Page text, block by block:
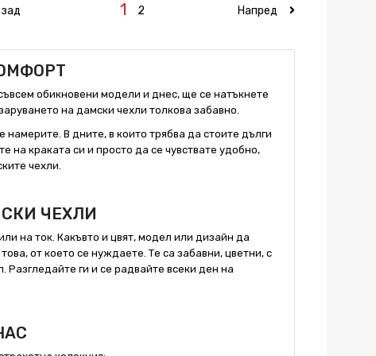
1 2 Напред
обикновени модели и днес, ще се натъкнете
на дамски чехли толкова забавно.
В дните, в които трябва да стоите дълги
на краката си и просто да се чувствате удобно,
чехли.
ЧЕХЛИ
на ток. Какъвто и цвят, модел или дизайн да
от което се нуждаете. Те са забавни, цветни, с
ги и се радвайте всеки ден на